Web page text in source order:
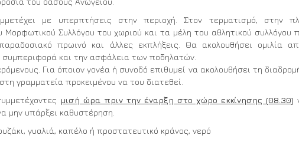
με υπερπτήσεις στην περιοχή. Στον τερματισμό, στην
Μορφωτικού Συλλόγου του χωριού και τα μέλη του αθλητικού συλλόγου
πρωινό και άλλες εκπλήξεις. Θα ακολουθήσει ομιλία
συμπεριφορά και την ασφάλεια των ποδηλατών.
Για όποιον γονέα ή συνοδό επιθυμεί να ακολουθήσει τη
γραμματεία προκειμένου να του διατεθεί.
μισή ώρα πριν την έναρξη στο χώρο εκκίνησης (08.30)
μην υπάρξει καθυστέρηση.
γυαλιά, καπέλο ή προστατευτικό κράνος, νερό